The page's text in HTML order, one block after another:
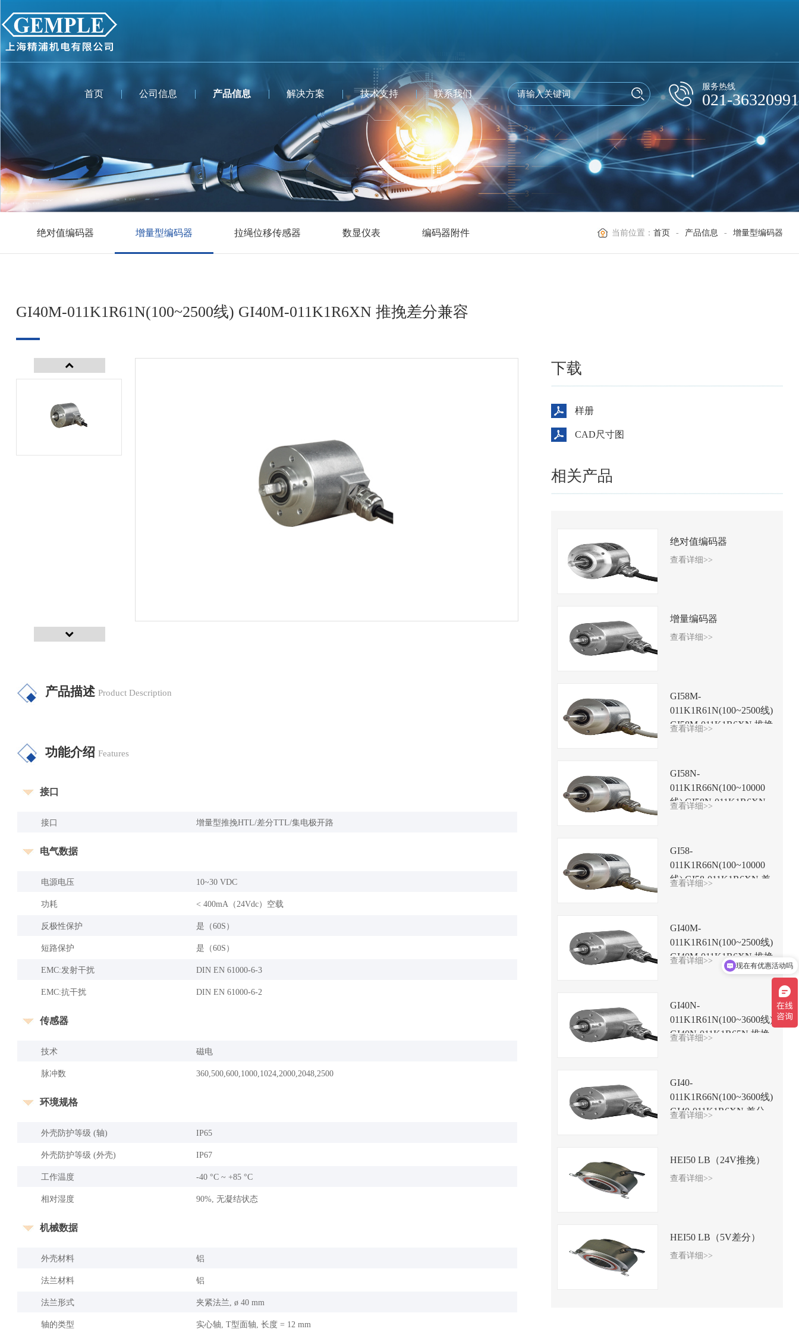
首页 公司信息 产品信息 解决方案 技术支持 联系我们
服务热线
021-36320991
当前位置：首页 - 产品信息 - 增量型编码器
绝对值编码器 增量型编码器 拉绳位移传感器 数显仪表 编码器附件
GI40M-011K1R61N(100~2500线) GI40M-011K1R6XN 推挽差分兼容
产品描述 Product Description
功能介绍 Features
接口
接口 增量型推挽HTL/差分TTL/集电极开路
电气数据
电源电压 10~30 VDC
功耗 < 400mA（24Vdc）空载
反极性保护 是（60S）
短路保护 是（60S）
EMC:发射干扰 DIN EN 61000-6-3
EMC:抗干扰 DIN EN 61000-6-2
传感器
技术 磁电
脉冲数 360,500,600,1000,1024,2000,2048,2500
环境规格
外壳防护等级 (轴) IP65
外壳防护等级 (外壳) IP67
工作温度 -40 °C ~ +85 °C
相对湿度 90%, 无凝结状态
机械数据
外壳材料 铝
法兰材料 铝
法兰形式 夹紧法兰, ø 40 mm
轴的类型 实心轴, T型面轴, 长度 = 12 mm
下载
样册
CAD尺寸图
相关产品
绝对值编码器
查看详细>>
增量编码器
查看详细>>
GI58M-
011K1R61N(100~2500线)
GI58M-011K1R6XN 推挽
查看详细>>
GI58N-
011K1R66N(100~10000
线) GI58N-011K1R6XN
查看详细>>
GI58-
011K1R66N(100~10000
线) GI58-011K1R6XN 差
查看详细>>
GI40M-
011K1R61N(100~2500线)
GI40M-011K1R6XN 推挽
查看详细>>
GI40N-
011K1R61N(100~3600线)
GI40N-011K1R65N 推挽
查看详细>>
GI40-
011K1R66N(100~3600线)
GI40-011K1R6XN 差分
查看详细>>
HEI50 LB（24V推挽）
查看详细>>
HEI50 LB（5V差分）
查看详细>>
可以介绍下你们的产品么
现在有优惠活动吗